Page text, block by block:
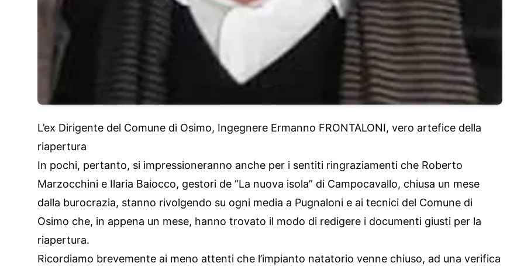
L’ex Dirigente del Comune di Osimo, Ingegnere Ermanno FRONTALONI, vero artefice della
riapertura
In pochi, pertanto, si impressioneranno anche per i sentiti ringraziamenti che Roberto
Marzocchini e Ilaria Baiocco, gestori de “La nuova isola” di Campocavallo, chiusa un mese
dalla burocrazia, stanno rivolgendo su ogni media a Pugnaloni e ai tecnici del Comune di
Osimo che, in appena un mese, hanno trovato il modo di redigere i documenti giusti per la
riapertura.
Ricordiamo brevemente ai meno attenti che l’impianto natatorio venne chiuso, ad una verifica